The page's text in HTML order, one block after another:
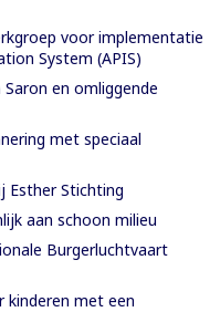
voor implementatie
System (APIS)
en omliggende
met speciaal
Esther Stichting
aan schoon milieu
Burgerluchtvaart
kinderen met een